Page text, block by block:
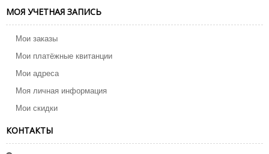
МОЯ УЧЕТНАЯ ЗАПИСЬ
Мои заказы
Мои платёжные квитанции
Мои адреса
Моя личная информация
Мои скидки
КОНТАКТЫ